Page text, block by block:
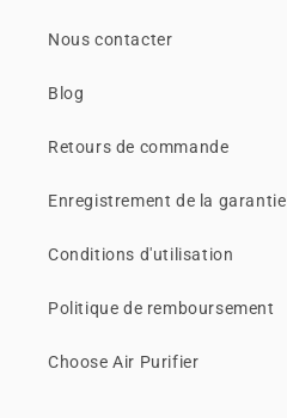
Nous contacter
Blog
Retours de commande
Enregistrement de la garantie
Conditions d'utilisation
Politique de remboursement
Choose Air Purifier